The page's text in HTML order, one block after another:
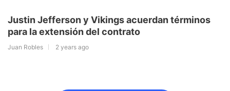
Justin Jefferson y Vikings acuerdan términos
para la extensión del contrato
Juan Robles 2 years ago